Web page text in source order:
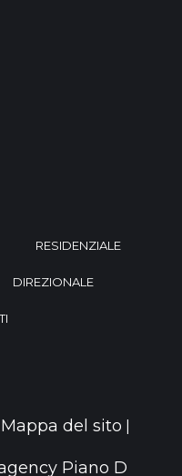
RESIDENZIALE
DIREZIONALE
Mappa del sito
Piano D